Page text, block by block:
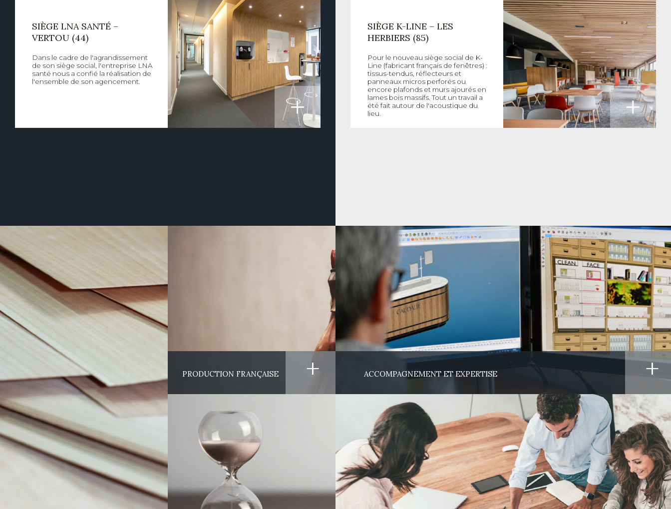
SIÈGE LNA SANTÉ –
VERTOU (44)
Dans le cadre de l'agrandissement
de son siège social, l'entreprise LNA
santé nous a confié la réalisation de
l'ensemble de son agencement.
+
SIÈGE K-LINE – LES
HERBIERS (85)
Pour le nouveau siège social de K-
Line (fabricant français de fenêtres) :
tissus-tendus, réflecteurs et
panneaux micros perforés ou
encore plafonds et murs ajourés en
lames bois massifs. Tout un travail a
été fait autour de l'acoustique du
lieu.
+
PRODUCTION FRANÇAISE + ACCOMPAGNEMENT ET EXPERTISE +